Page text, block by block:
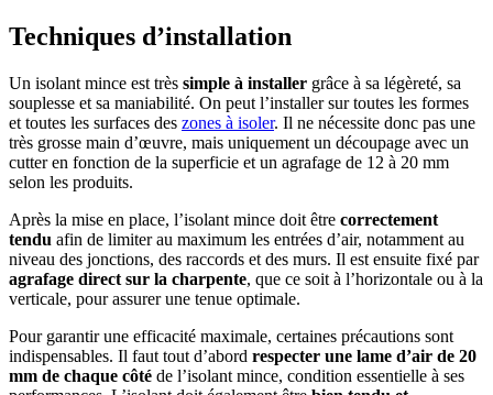
Techniques d’installation
Un isolant mince est très simple à installer grâce à sa légèreté, sa
souplesse et sa maniabilité. On peut l’installer sur toutes les formes
et toutes les surfaces des zones à isoler. Il ne nécessite donc pas une
très grosse main d’œuvre, mais uniquement un découpage avec un
cutter en fonction de la superficie et un agrafage de 12 à 20 mm
selon les produits.
Après la mise en place, l’isolant mince doit être correctement
tendu afin de limiter au maximum les entrées d’air, notamment au
niveau des jonctions, des raccords et des murs. Il est ensuite fixé par
agrafage direct sur la charpente, que ce soit à l’horizontale ou à la
verticale, pour assurer une tenue optimale.
Pour garantir une efficacité maximale, certaines précautions sont
indispensables. Il faut tout d’abord respecter une lame d’air de 20
mm de chaque côté de l’isolant mince, condition essentielle à ses